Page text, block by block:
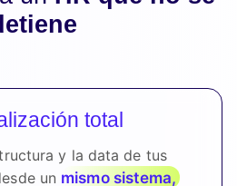
total
y la data de tus
un mismo sistema,